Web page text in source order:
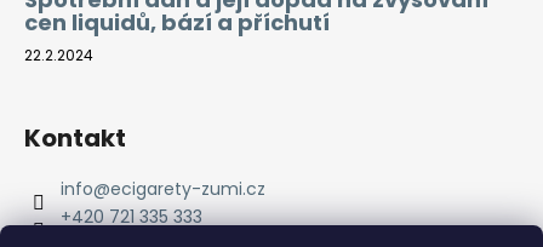
cen liquidů, bází a příchutí
22.2.2024
Kontakt
info@ecigarety-zumi.cz
+420 721 335 333